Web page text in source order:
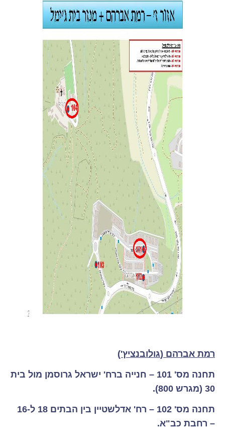
רמת אברהם (גולובנציץ')
תחנה מס' 101
– חנייה ברח' ישראל גרוסמן מול בית
30 (מגרש 800).
תחנה מס' 102
– רח' אדלשטיין בין הבתים 18 ל-16
– רחבת כב"א.